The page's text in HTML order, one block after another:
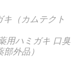
キ（カムテクト
用ハミガキ 口臭
外品）